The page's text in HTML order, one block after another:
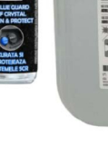
TRATAMENTE
CERAMIC